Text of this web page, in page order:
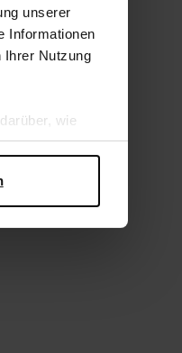
unserer
Informationen
Ihrer Nutzung
wie
und zum